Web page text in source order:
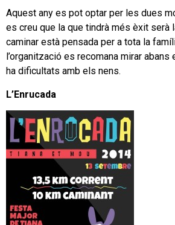
Aquest any es pot optar per les dues
es creu que la que tindrà més èxit serà
caminar està pensada per a tota la
l’organització es recomana mirar
ha dificultats amb els nens.
L’Enrucada